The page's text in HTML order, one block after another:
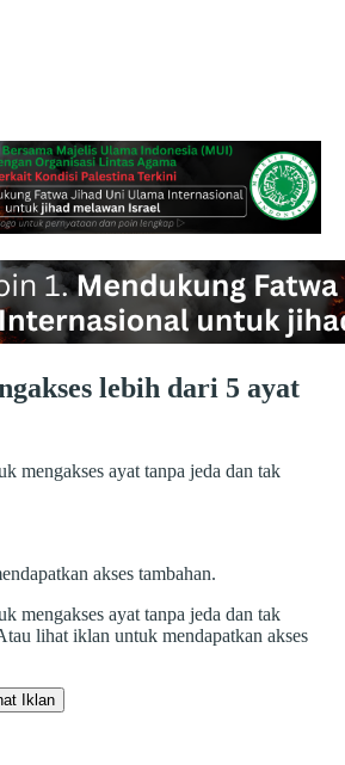
lebih dari 5 ayat
mengakses ayat tanpa jeda dan tak
akses tambahan.
mengakses ayat tanpa jeda dan tak
lihat iklan untuk mendapatkan akses
Iklan